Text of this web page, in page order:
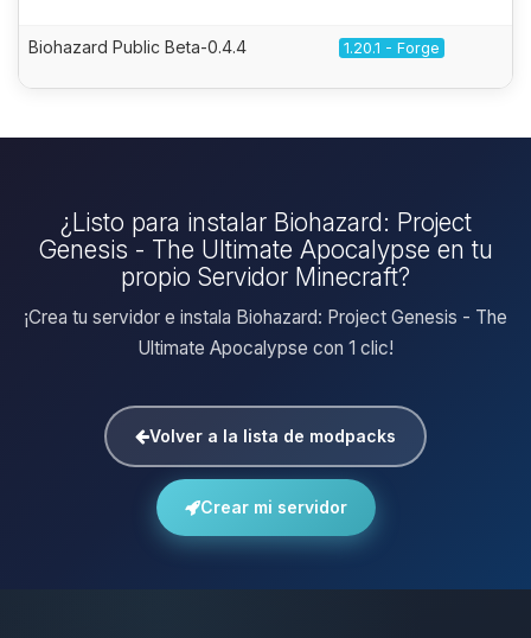
Biohazard Public Beta-0.4.4 1.20.1 - Forge
¿Listo para instalar Biohazard: Project
Genesis - The Ultimate Apocalypse en tu
propio Servidor Minecraft?
¡Crea tu servidor e instala Biohazard: Project Genesis - The
Ultimate Apocalypse con 1 clic!
Volver a la lista de modpacks
Crear mi servidor